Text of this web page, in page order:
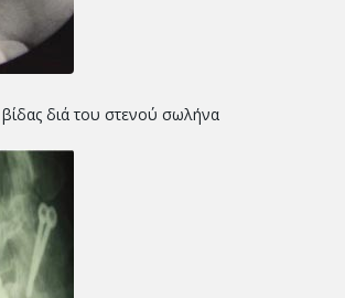
διά του στενού σωλήνα